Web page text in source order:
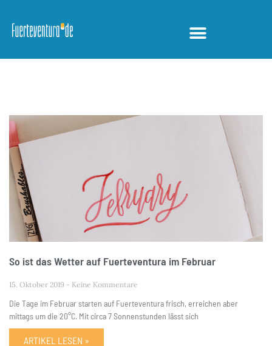
FUERTEVENTURA
So ist das Wetter auf Fuerteventura im Februar
15. Oktober 2019 Keine Kommentare
Die Tage im Februar starten auf Fuerteventura frisch, erreichen aber
mittags um die 20°C. Mit circa 7 Sonnenstunden lässt sich
ARTIKEL LESEN »